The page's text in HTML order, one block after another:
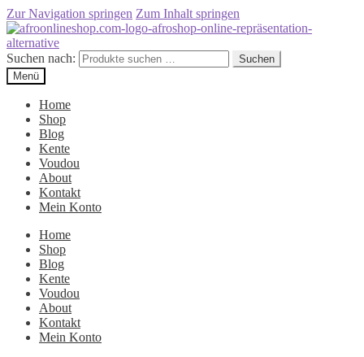
Zur Navigation springen Zum Inhalt springen
Suchen nach:
Suchen
Menü
Home
Shop
Blog
Kente
Voudou
About
Kontakt
Mein Konto
Home
Shop
Blog
Kente
Voudou
About
Kontakt
Mein Konto